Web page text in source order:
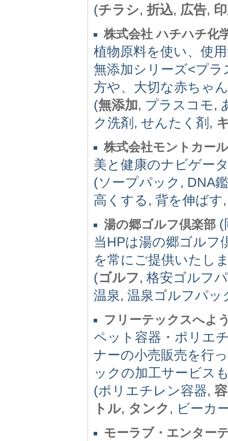
(チラシ, 折込, 広告,
株式会社 ハチハチ化
植物原料を使い、使
無添加シリーズ<プ
方や、大切な赤ちゃ
(無添加, プラスコモ,
ク洗剤, せんたく剤,
株式会社モントカール
美と健康のナビゲー
(ソープパック, DNA
高くする, 背を伸ばす
湯の郷ゴルフ倶楽部 (
当HPは湯の郷ゴルフ
を常にご提供いたし
(ゴルフ, 格安ゴルフ
温泉, 温泉ゴルフパ
フリーテックスへよ
ペット容器・ポリエ
ナーの小売販売を行
ックの加工サービス
(ポリエチレン容器,
トル, タンク , ビーカ
モーラブ・エンター